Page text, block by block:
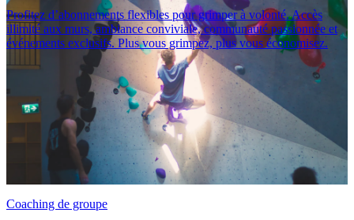
Profitez d’abonnements flexibles pour grimper à volonté. Accès
illimité aux murs, ambiance conviviale, communauté passionnée et
événements exclusifs. Plus vous grimpez, plus vous économisez.
Coaching de groupe